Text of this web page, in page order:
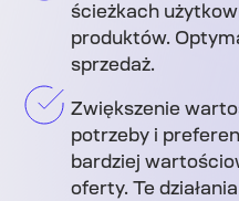
ścieżkach
produktów.
sprzedaż.
Zwiększenie
potrzeby i
bardziej
oferty. Te